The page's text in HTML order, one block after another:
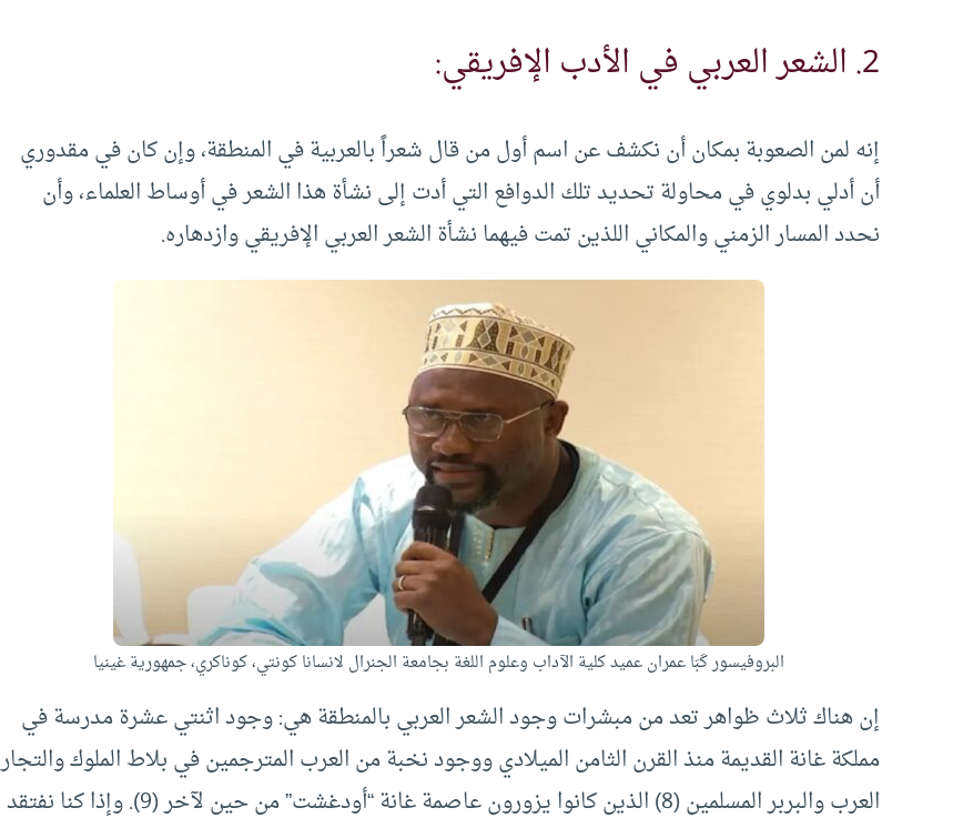
2. الشعر العربي في الأدب الإفريقي:
إنه لمن الصعوبة بمكان أن نكشف عن اسم أول من قال شعراً بالعربية في المنطقة، وإن كان في مقدوري
أن أدلي بدلوي في محاولة تحديد تلك الدوافع التي أدت إلى نشأة هذا الشعر في أوساط العلماء، وأن
نحدد المسار الزمني والمكاني اللذين تمت فيهما نشأة الشعر العربي الإفريقي وازدهاره.
البروفيسور كَبَا عمران عميد كلية الآداب وعلوم اللغة بجامعة الجنرال لانسانا كونتي، كوناكري، جمهورية غينيا
إن هناك ثلاث ظواهر تعد من مبشرات وجود الشعر العربي بالمنطقة هي: وجود اثنتي عشرة مدرسة في
مملكة غانة القديمة منذ القرن الثامن الميلادي ووجود نخبة من العرب المترجمين في بلاط الملوك والتجار
العرب والبربر المسلمين (8) الذين كانوا يزورون عاصمة غانة “أودغشت” من حين لآخر (9). وإذا كنا نفتقد